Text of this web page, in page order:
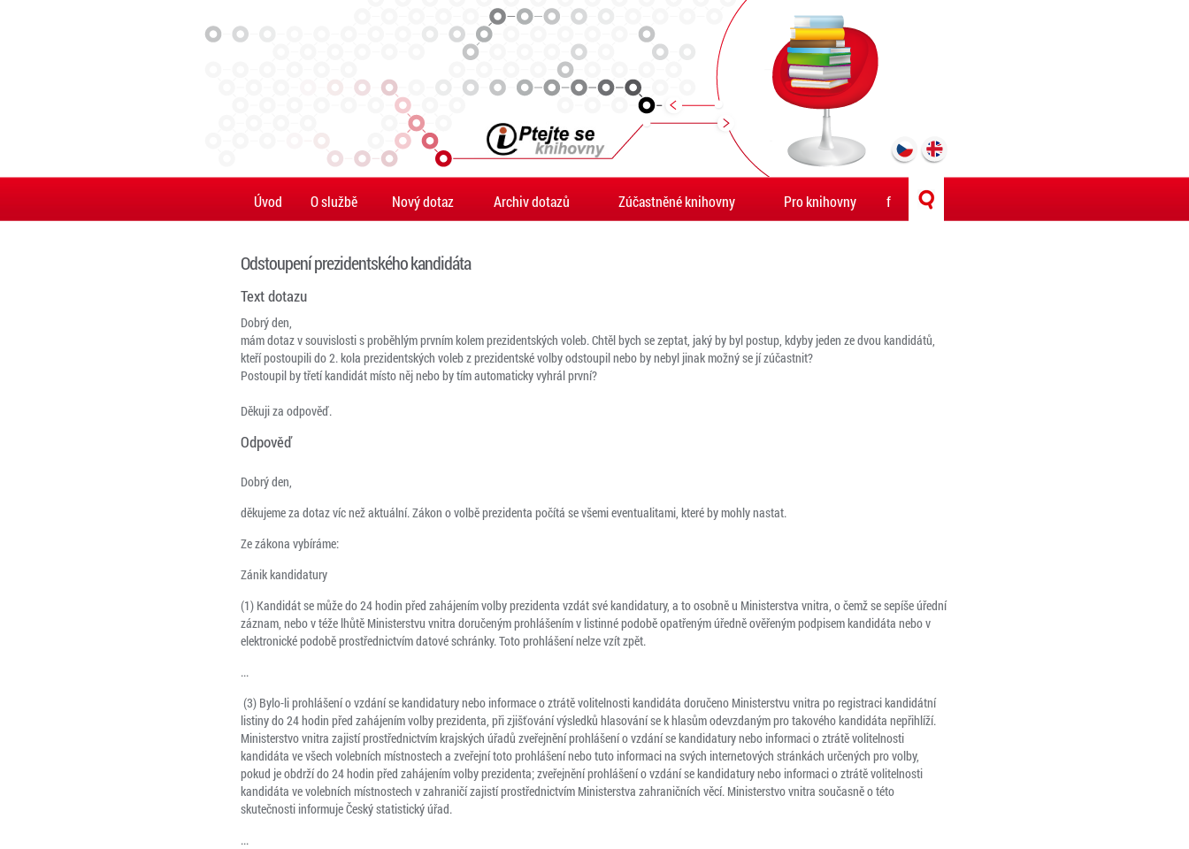
Úvod O službě Nový dotaz Archiv dotazů Zúčastněné knihovny Pro knihovny f
Odstoupení prezidentského kandidáta
Text dotazu
Dobrý den,
mám dotaz v souvislosti s proběhlým prvním kolem prezidentských voleb. Chtěl bych se zeptat, jaký by byl postup, kdyby jeden ze dvou kandidátů,
kteří postoupili do 2. kola prezidentských voleb z prezidentské volby odstoupil nebo by nebyl jinak možný se jí zúčastnit?
Postoupil by třetí kandidát místo něj nebo by tím automaticky vyhrál první?
Děkuji za odpověď.
Odpověď
Dobrý den,
děkujeme za dotaz víc než aktuální. Zákon o volbě prezidenta počítá se všemi eventualitami, které by mohly nastat.
Ze zákona vybíráme:
Zánik kandidatury
(1) Kandidát se může do 24 hodin před zahájením volby prezidenta vzdát své kandidatury, a to osobně u Ministerstva vnitra, o čemž se sepíše úřední
záznam, nebo v téže lhůtě Ministerstvu vnitra doručeným prohlášením v listinné podobě opatřeným úředně ověřeným podpisem kandidáta nebo v
elektronické podobě prostřednictvím datové schránky. Toto prohlášení nelze vzít zpět.
...
(3) Bylo-li prohlášení o vzdání se kandidatury nebo informace o ztrátě volitelnosti kandidáta doručeno Ministerstvu vnitra po registraci kandidátní
listiny do 24 hodin před zahájením volby prezidenta, při zjišťování výsledků hlasování se k hlasům odevzdaným pro takového kandidáta nepřihlíží.
Ministerstvo vnitra zajistí prostřednictvím krajských úřadů zveřejnění prohlášení o vzdání se kandidatury nebo informaci o ztrátě volitelnosti
kandidáta ve všech volebních místnostech a zveřejní toto prohlášení nebo tuto informaci na svých internetových stránkách určených pro volby,
pokud je obdrží do 24 hodin před zahájením volby prezidenta; zveřejnění prohlášení o vzdání se kandidatury nebo informaci o ztrátě volitelnosti
kandidáta ve volebních místnostech v zahraničí zajistí prostřednictvím Ministerstva zahraničních věcí. Ministerstvo vnitra současně o této
skutečnosti informuje Český statistický úřad.
...